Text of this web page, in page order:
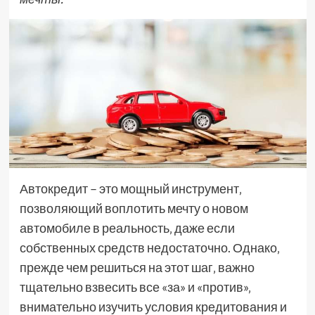
Автокредит – это мощный инструмент‚
позволяющий воплотить мечту о новом
автомобиле в реальность‚ даже если
собственных средств недостаточно. Однако‚
прежде чем решиться на этот шаг‚ важно
тщательно взвесить все «за» и «против»‚
внимательно изучить условия кредитования и